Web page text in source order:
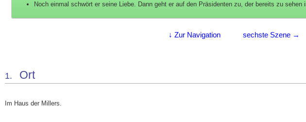
Noch einmal schwört er seine Liebe. Dann geht er auf den Präsidenten zu, der bereits zu sehen
↓ Zur Navigation sechste Szene →
1. Ort
Im Haus der Millers.